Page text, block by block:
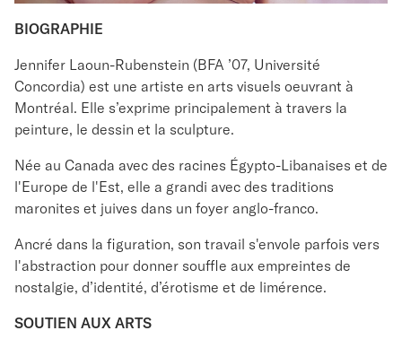
BIOGRAPHIE
Jennifer Laoun-Rubenstein (BFA ’07, Université
Concordia) est une artiste en arts visuels oeuvrant à
Montréal. Elle s’exprime principalement à travers la
peinture, le dessin et la sculpture.
Née au Canada avec des racines Égypto-Libanaises et de
l'Europe de l'Est, elle a grandi avec des traditions
maronites et juives dans un foyer anglo-franco.
Ancré dans la figuration, son travail s'envole parfois vers
l'abstraction pour donner souffle aux empreintes de
nostalgie, d’identité, d’érotisme et de limérence.
SOUTIEN AUX ARTS